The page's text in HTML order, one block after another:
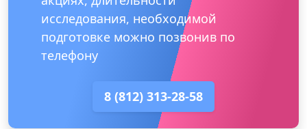
исследования, необходимой
подготовке можно позвонив по
телефону
8 (812) 313-28-58